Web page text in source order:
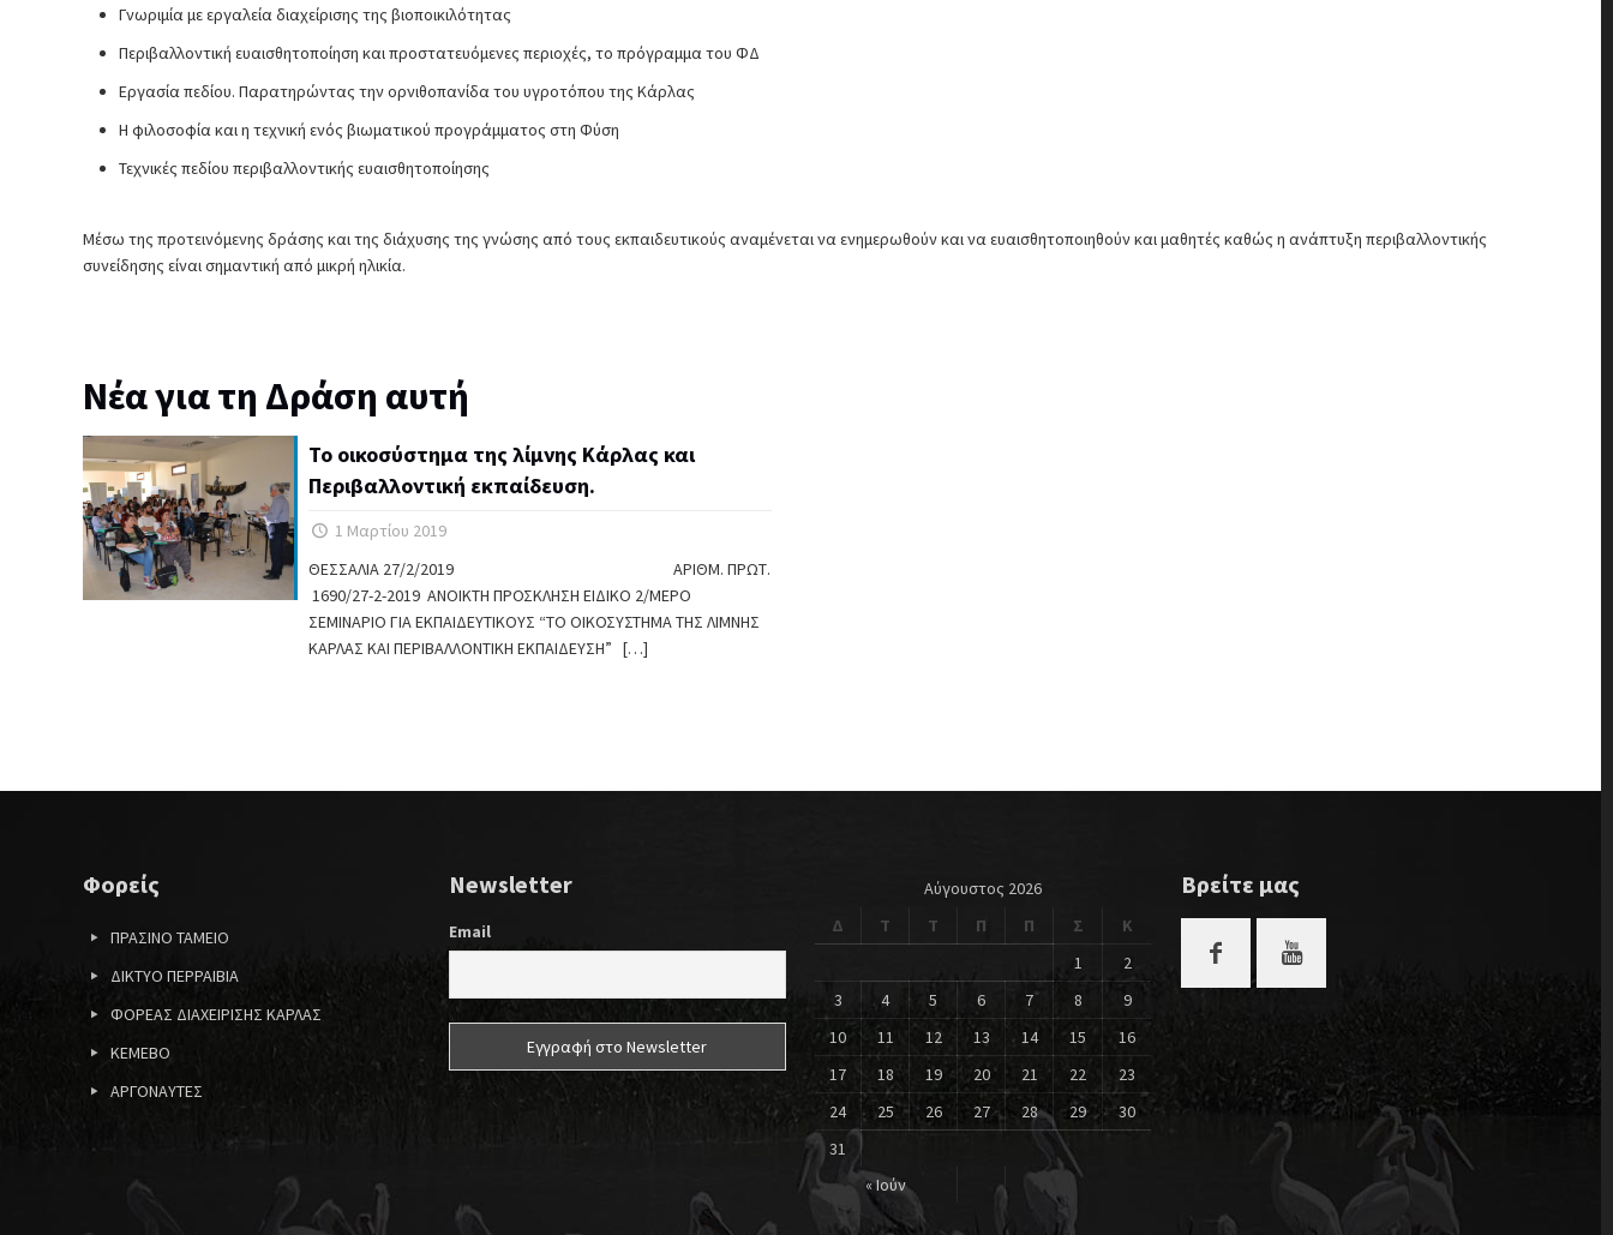
Γνωριμία με εργαλεία διαχείρισης της βιοποικιλότητας
Περιβαλλοντική ευαισθητοποίηση και προστατευόμενες περιοχές, το πρόγραμμα του ΦΔ
Εργασία πεδίου. Παρατηρώντας την ορνιθοπανίδα του υγροτόπου της Κάρλας
Η φιλοσοφία και η τεχνική ενός βιωματικού προγράμματος στη Φύση
Τεχνικές πεδίου περιβαλλοντικής ευαισθητοποίησης
Μέσω της προτεινόμενης δράσης και της διάχυσης της γνώσης από τους εκπαιδευτικούς αναμένεται να ενημερωθούν και να ευαισθητοποιηθούν και μαθητές καθώς η ανάπτυξη περιβαλλοντικής
συνείδησης είναι σημαντική από μικρή ηλικία.
Νέα για τη Δράση αυτή
Το οικοσύστημα της λίμνης Κάρλας και
Περιβαλλοντική εκπαίδευση.
1 Μαρτίου 2019
ΘΕΣΣΑΛΙΑ 27/2/2019 ΑΡΙΘΜ. ΠΡΩΤ.
1690/27-2-2019 ΑΝΟΙΚΤΗ ΠΡΟΣΚΛΗΣΗ ΕΙΔΙΚΟ 2/ΜΕΡΟ
ΣΕΜΙΝΑΡΙΟ ΓΙΑ ΕΚΠΑΙΔΕΥΤΙΚΟΥΣ “ΤΟ ΟΙΚΟΣΥΣΤΗΜΑ ΤΗΣ ΛΙΜNΗΣ
ΚΑΡΛΑΣ ΚΑΙ ΠΕΡΙΒΑΛΛΟΝΤΙΚΗ ΕΚΠΑΙΔΕΥΣΗ” […]
Φορείς
ΠΡΑΣΙΝΟ ΤΑΜΕΙΟ
ΔΙΚΤΥΟ ΠΕΡΡΑΙΒΙΑ
ΦΟΡΕΑΣ ΔΙΑΧΕΙΡΙΣΗΣ ΚΑΡΛΑΣ
ΚΕΜΕΒΟ
ΑΡΓΟΝΑΥΤΕΣ
Newsletter
Email
Αύγουστος 2026
Δ
Τ Τ Π Π Σ Κ
« Ιούν
1
2
3
4 5 6 7 8
9
10
11 12 13 14 15
16
17
18 19 20 21 22
23
24
25 26 27 28 29
30
31
Βρείτε μας